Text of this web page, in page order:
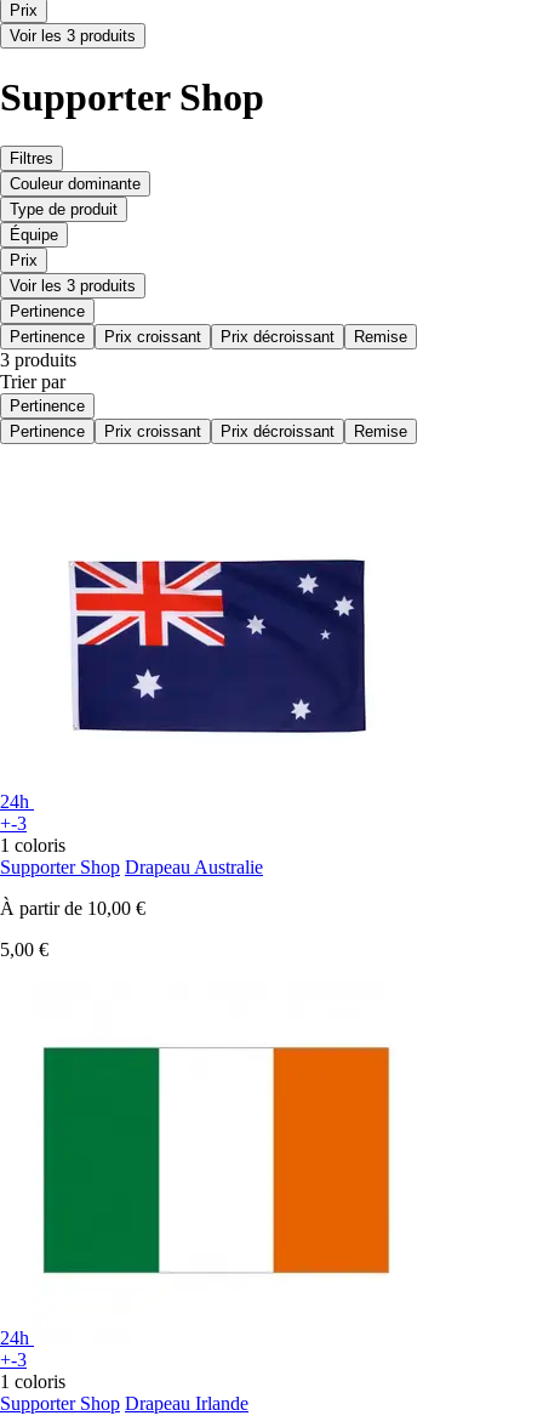
Prix
Voir les 3 produits
Supporter Shop
Filtres
Couleur dominante
Type de produit
Équipe
Prix
Voir les 3 produits
Pertinence
Pertinence
Prix croissant Prix décroissant Remise
3 produits
Trier par
Pertinence
Pertinence
Prix croissant Prix décroissant Remise
24h
+-3
1 coloris
Supporter Shop Drapeau Australie
À partir de 10,00 €
5,00 €
24h
+-3
1 coloris
Supporter Shop Drapeau Irlande